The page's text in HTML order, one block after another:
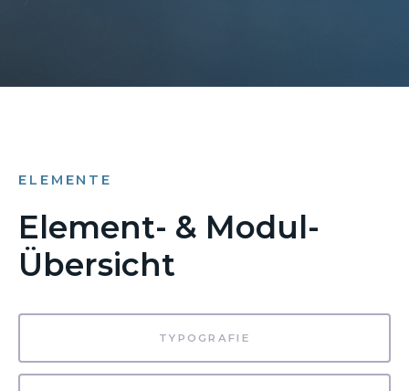
ELEMENTE
Element- & Modul-
Übersicht
TYPOGRAFIE